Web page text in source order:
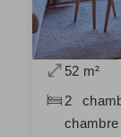
52 m²
2